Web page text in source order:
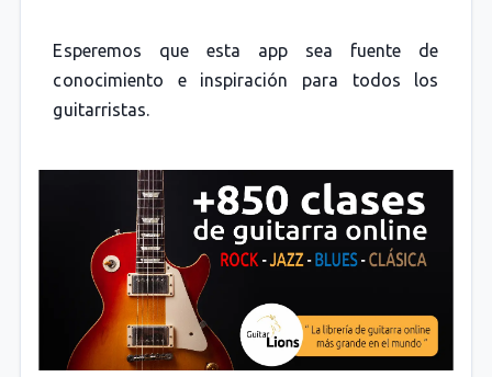
Esperemos que esta app sea fuente de
conocimiento e inspiración para todos los
guitarristas.